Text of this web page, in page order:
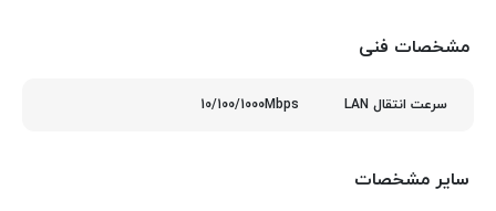
مشخصات فنی
سرعت انتقال LAN 10/100/1000Mbps
سایر مشخصات